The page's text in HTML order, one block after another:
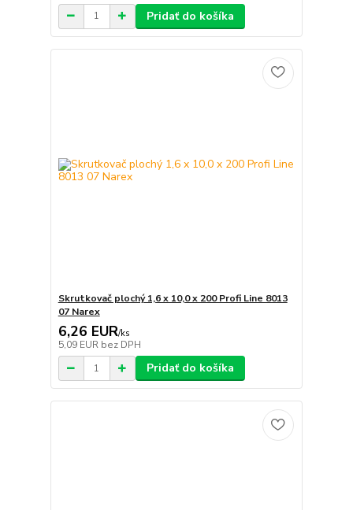
Pridať do košíka
Skrutkovač plochý 1,6 x 10,0 x 200 Profi Line 8013
07 Narex
6,26 EUR/ks
5,09 EUR bez DPH
Pridať do košíka